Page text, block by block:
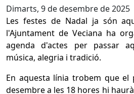
Dimarts, 9 de desembre de 2025
Les festes de Nadal ja són
l'Ajuntament de Veciana ha
agenda d'actes per passar
música, alegria i tradició.
En aquesta línia trobem que el
desembre a les 18 hores hi